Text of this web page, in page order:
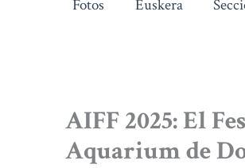
Fotos Euskera
AIFF 2025: El
Aquarium de